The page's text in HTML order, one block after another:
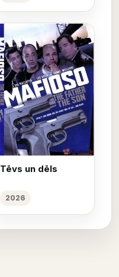
Tēvs un dēls
2026